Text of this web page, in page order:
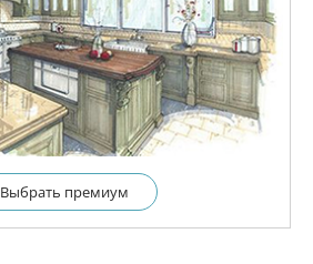
Выбрать премиум